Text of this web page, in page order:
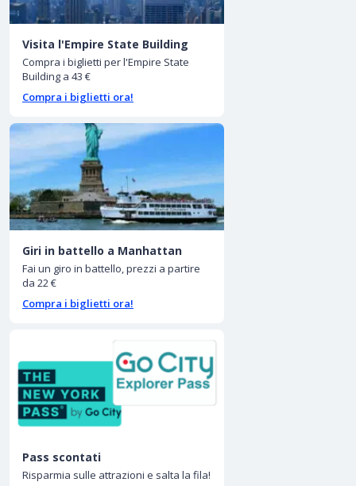
Visita l'Empire State Building
Compra i biglietti per l'Empire State
Building a 43 €
Compra i biglietti ora!
Giri in battello a Manhattan
Fai un giro in battello, prezzi a partire
da 22 €
Compra i biglietti ora!
Pass scontati
Risparmia sulle attrazioni e salta la fila!